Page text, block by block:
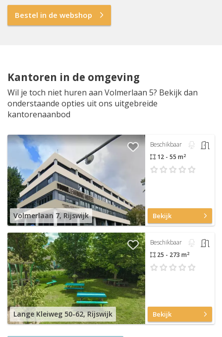
Bestel in de webshop
Kantoren in de omgeving
Wil je toch niet huren aan Volmerlaan 5? Bekijk dan
onderstaande opties uit ons uitgebreide
kantorenaanbod
Volmerlaan 7, Rijswijk
Beschikbaar
12 - 55 m2
Bekijk
Lange Kleiweg 50-62, Rijswijk
Beschikbaar
25 - 273 m2
Bekijk